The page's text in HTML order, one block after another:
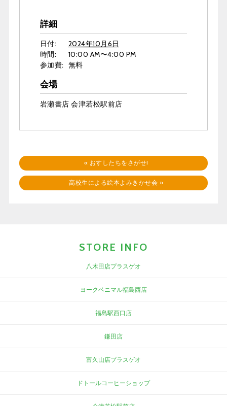
詳細
日付:
2024年10月6日
時間:
10:00 AM〜4:00 PM
参加費: 無料
会場
岩瀬書店 会津若松駅前店
« おすしたちをさがせ!
高校生による絵本よみきかせ会 »
STORE INFO
八木田店プラスゲオ
ヨークベニマル福島西店
福島駅西口店
鎌田店
富久山店プラスゲオ
ドトールコーヒーショップ